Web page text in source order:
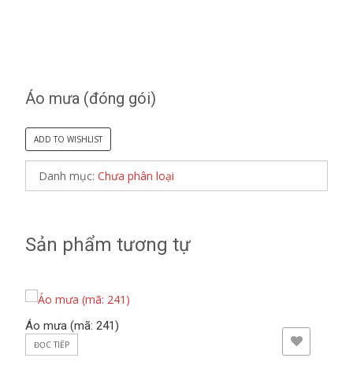
Áo mưa (đóng gói)
ADD TO WISHLIST
Danh mục: Chưa phân loại
Sản phẩm tương tự
Áo mưa (mã: 241)
ĐỌC TIẾP